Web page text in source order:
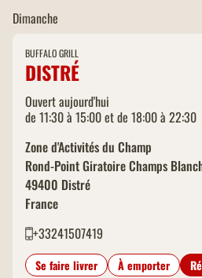
Dimanche
BUFFALO GRILL
DISTRÉ
Ouvert aujourd'hui
de 11:30 à 15:00 et de 18:00 à 22:30
Zone d'Activités du Champ
Rond-Point Giratoire Champs
49400 Distré
France
+33241507419
Se faire livrer À emporter